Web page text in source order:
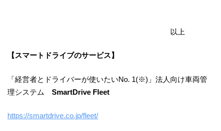
以上
【スマートドライブのサービス】
「経営者とドライバーが使いたいNo. 1(※)」法人向け車両管
理システム SmartDrive Fleet
https://smartdrive.co.jp/fleet/